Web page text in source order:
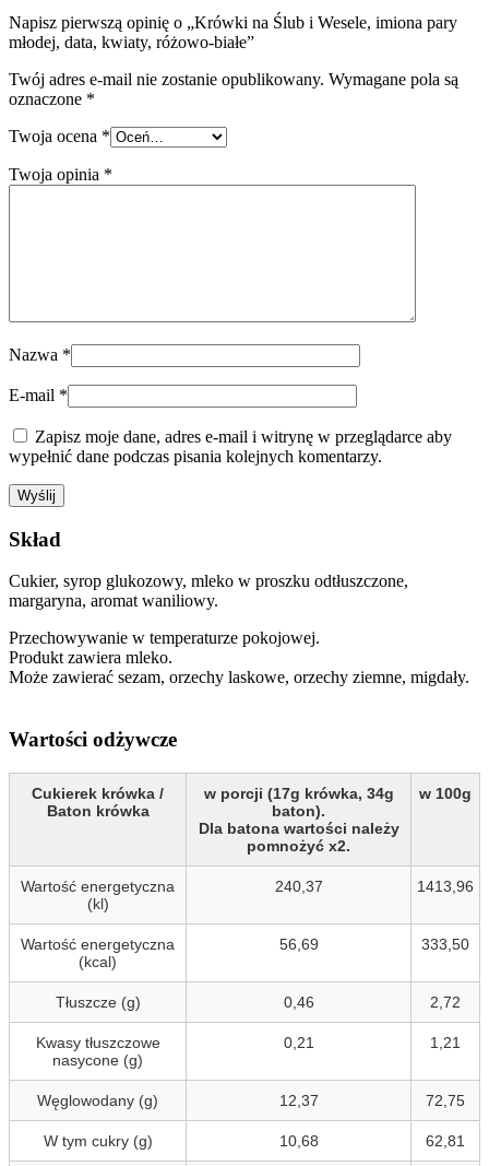
Napisz pierwszą opinię o „Krówki na Ślub i Wesele, imiona pary
młodej, data, kwiaty, różowo-białe”
Twój adres e-mail nie zostanie opublikowany. Wymagane pola są
oznaczone *
Twoja ocena *
Twoja opinia *
Nazwa *
E-mail *
Zapisz moje dane, adres e-mail i witrynę w przeglądarce aby
wypełnić dane podczas pisania kolejnych komentarzy.
Skład
Cukier, syrop glukozowy, mleko w proszku odtłuszczone,
margaryna, aromat waniliowy.
Przechowywanie w temperaturze pokojowej.
Produkt zawiera mleko.
Może zawierać sezam, orzechy laskowe, orzechy ziemne, migdały.
Wartości odżywcze
Cukierek krówka /
Baton krówka
w porcji (17g krówka, 34g
baton).
Dla batona wartości należy
pomnożyć x2.
w 100g
Wartość energetyczna
(kl)
240,37 1413,96
Wartość energetyczna
(kcal)
56,69 333,50
Tłuszcze (g) 0,46 2,72
Kwasy tłuszczowe
nasycone (g)
0,21 1,21
Węglowodany (g) 12,37 72,75
W tym cukry (g) 10,68 62,81